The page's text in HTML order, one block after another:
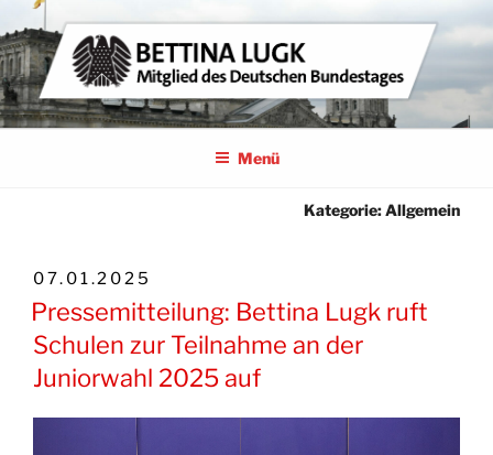
Zum
Inhalt
springen
BETTINA LUGK
MITGLIED DES DEUTSCHEN BUNDESTAGES
Menü
Kategorie:Allgemein
VERÖFFENTLICHT
AM
07.01.2025
Pressemitteilung: Bettina Lugk ruft
Schulen zur Teilnahme an der
Juniorwahl 2025 auf